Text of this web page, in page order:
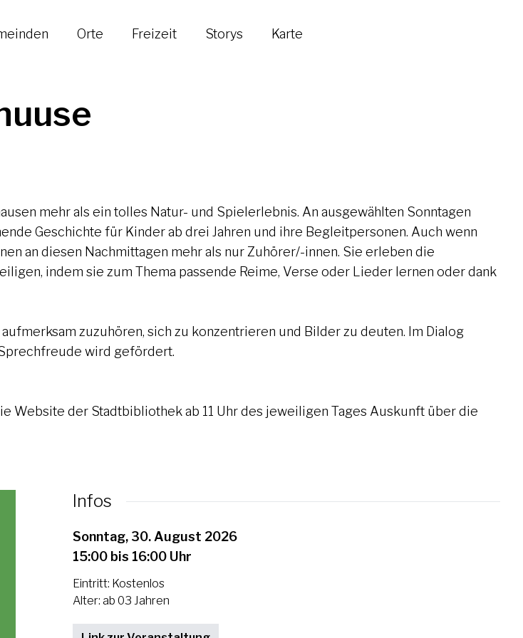
Orte Freizeit Storys Karte
mehr als ein tolles Natur- und Spielerlebnis. An ausgewählten Sonntagen
Geschichte für Kinder ab drei Jahren und ihre Begleitpersonen. Auch wenn
an diesen Nachmittagen mehr als nur Zuhörer/-innen. Sie erleben die
indem sie zum Thema passende Reime, Verse oder Lieder lernen oder dank
zuzuhören, sich zu konzentrieren und Bilder zu deuten. Im Dialog
wird gefördert.
Website der Stadtbibliothek ab 11 Uhr des jeweiligen Tages Auskunft über die
Infos
Sonntag, 30. August 2026
15:00 bis 16:00 Uhr
Eintritt: Kostenlos
Alter: ab 03 Jahren